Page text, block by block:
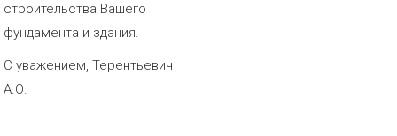
строительства Вашего
фундамента и здания.
С уважением, Терентьевич
А.О.